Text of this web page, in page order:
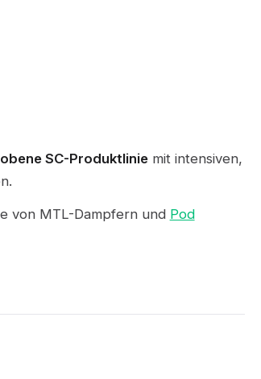
SC-Produktliniemit intensiven,
von MTL-Dampfern und Pod